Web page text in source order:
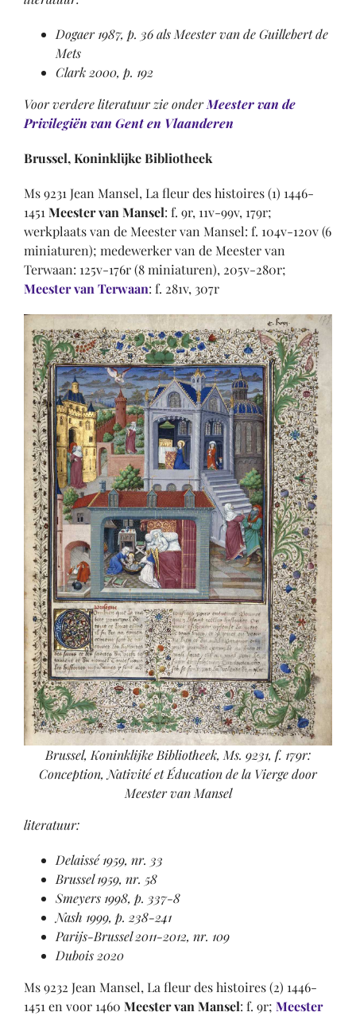
Dogaer 1987, p. 36 als Meester van de Guillebert de
Mets
Clark 2000, p. 192
Voor verdere literatuur zie onderMeester van de
Privilegiën van Gent en Vlaanderen
Brussel, Koninklijke Bibliotheek
Ms 9231 Jean Mansel, La fleur des histoires (1) 1446-
1451Meester van Mansel: f. 9r, 11v-99v, 179r;
werkplaats van de Meester van Mansel: f. 104v-120v (6
miniaturen); medewerker van de Meester van
Terwaan: 125v-176r (8 miniaturen), 205v-280r;
Meester van Terwaan: f. 281v, 307r
Brussel, Koninklijke Bibliotheek, Ms. 9231, f. 179r:
Conception, Nativité et Éducation de la Vierge door
Meester van Mansel
literatuur:
Delaissé 1959, nr. 33
Brussel 1959, nr. 58
Smeyers 1998, p. 337-8
Nash 1999, p. 238-241
Parijs-Brussel 2011-2012, nr. 109
Dubois 2020
Ms 9232 Jean Mansel, La fleur des histoires (2) 1446-
1451 en voor 1460 Meester van Mansel: f. 9r; Meester